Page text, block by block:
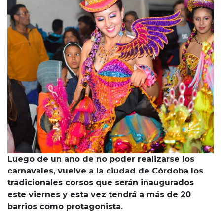
Luego de un año de no poder realizarse los
carnavales, vuelve a la ciudad de Córdoba los
tradicionales corsos que serán inaugurados
este viernes y esta vez tendrá a más de 20
barrios como protagonista.